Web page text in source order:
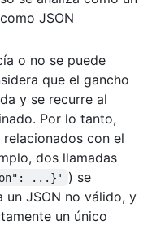
JSON
o no se puede
que el gancho
y se recurre al
Por lo tanto,
con el
dos llamadas
...}'
) se
un JSON no válido, y
un único